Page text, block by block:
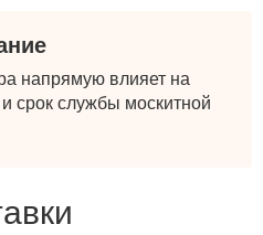
напрямую влияет на
срок службы москитной